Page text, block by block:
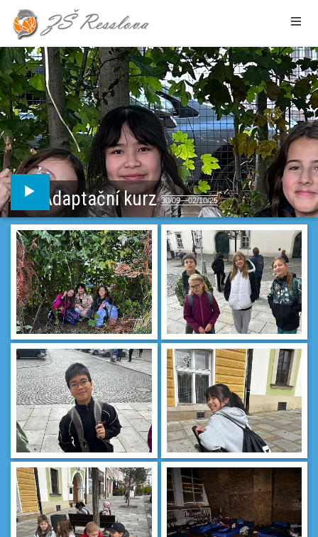
Adaptační kurz30/09—02/10/25